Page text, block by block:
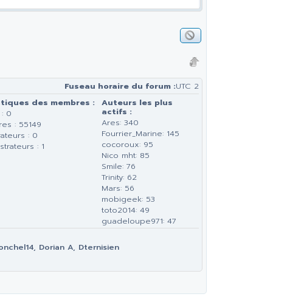
Fuseau horaire du forum :UTC 2
Auteurs les plus
actifs :
Ares: 340
Fourrier_Marine: 145
cocoroux: 95
Nico mht: 85
Smile: 76
Trinity: 62
Mars: 56
mobigeek: 53
toto2014: 49
guadeloupe971: 47
des membres :
0
: 55149
: 0
: 1
Dorian A, Dternisien